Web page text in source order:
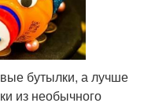
бутылки, а лучше
из необычного